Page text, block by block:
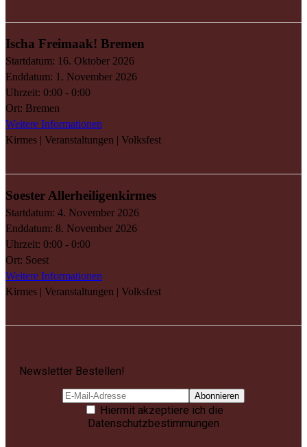
Ischa Freimaak! Bremen
Startdatum: 16. Oktober 2026
Enddatum: 1. November 2026
Uhrzeit: 0:00 - 0:00
Ort: Bremen
Weitere Informationen
Kirmes | Veranstaltungen | Volksfest
Soester Allerheiligenkirmes
Startdatum: 4. November 2026
Enddatum: 8. November 2026
Uhrzeit: 0:00 - 0:00
Ort: Soest
Weitere Informationen
Kirmes | Veranstaltungen | Volksfest
Newsletter Bestellen!
Hiermit akzeptiere ich die
Datenschutzbestimmungen